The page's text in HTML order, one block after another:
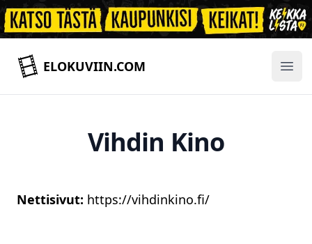
ELOKUVIIN.COM
Vihdin Kino
Nettisivut: https://vihdinkino.fi/